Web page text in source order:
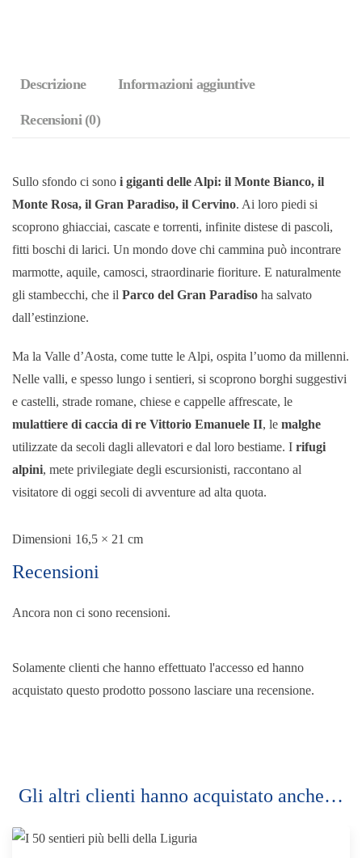
Descrizione Informazioni aggiuntive
Recensioni (0)
Sullo sfondo ci sono i giganti delle Alpi: il Monte Bianco, il
Monte Rosa, il Gran Paradiso, il Cervino. Ai loro piedi si
scoprono ghiacciai, cascate e torrenti, infinite distese di pascoli,
fitti boschi di larici. Un mondo dove chi cammina può incontrare
marmotte, aquile, camosci, straordinarie fioriture. E naturalmente
gli stambecchi, che il Parco del Gran Paradiso ha salvato
dall’estinzione.
Ma la Valle d’Aosta, come tutte le Alpi, ospita l’uomo da millenni.
Nelle valli, e spesso lungo i sentieri, si scoprono borghi suggestivi
e castelli, strade romane, chiese e cappelle affrescate, le
mulattiere di caccia di re Vittorio Emanuele II, le malghe
utilizzate da secoli dagli allevatori e dal loro bestiame. I rifugi
alpini, mete privilegiate degli escursionisti, raccontano al
visitatore di oggi secoli di avventure ad alta quota.
Dimensioni 16,5 × 21 cm
Recensioni
Ancora non ci sono recensioni.
Solamente clienti che hanno effettuato l'accesso ed hanno
acquistato questo prodotto possono lasciare una recensione.
Gli altri clienti hanno acquistato anche…